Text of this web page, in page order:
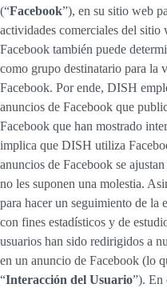
(“Facebook”), en su sitio web
actividades comerciales del
Facebook también puede
como grupo destinatario para la
Facebook. Por ende, DISH
anuncios de Facebook que
Facebook que han mostrado
implica que DISH utiliza
anuncios de Facebook se
no les suponen una molestia.
para hacer un seguimiento de la
con fines estadísticos y de
usuarios han sido redirigidos a
en un anuncio de Facebook (lo
“Interacción del Usuario”). En